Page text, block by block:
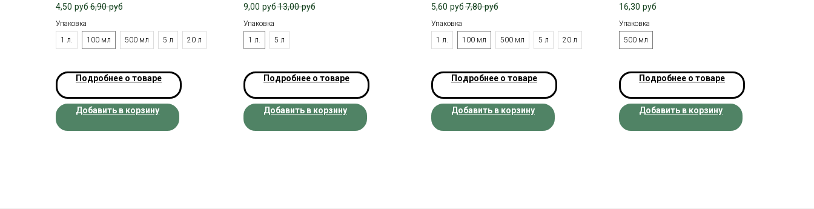
4,50 руб 6,90 руб
Упаковка
1 л.
100 мл 500 мл 5 л 20 л
Подробнее о товаре
Добавить в корзину
9,00 руб 13,00 руб
Упаковка
1 л.
5 л
Подробнее о товаре
Добавить в корзину
5,60 руб 7,80 руб
Упаковка
1 л.
100 мл 500 мл 5 л 20 л
Подробнее о товаре
Добавить в корзину
16,30 руб
Упаковка
500 мл
Подробнее о товаре
Добавить в корзину